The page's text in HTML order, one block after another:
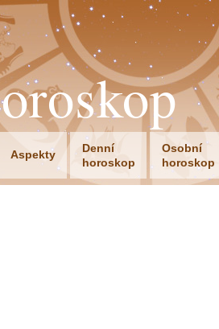
Aspekty
Denní
horoskop
Osobní
horoskop